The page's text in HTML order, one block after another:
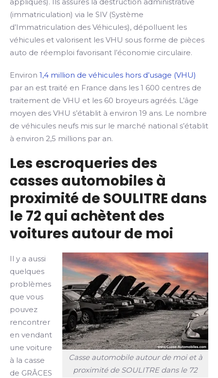
(immatriculation) via le SIV (Système
d’Immatriculation des Véhicules), dépolluent les
véhicules et valorisent les VHU sous forme de pièces
auto de réemploi favorisant l’économie circulaire.
Environ 1,4 million de véhicules hors d’usage (VHU)
par an est traité en France dans les 1 600 centres de
traitement de VHU et les 60 broyeurs agréés. L’âge
moyen des VHU s’établit à environ 19 ans. Le nombre
de véhicules neufs mis sur le marché national s’établit
à environ 2,5 millions par an.
Les escroqueries des
casses automobiles à
proximité de SOULITRE dans
le 72 qui achètent des
voitures autour de moi
Casse automobile autour de moi et à
proximité de SOULITRE dans le 72
Il y a aussi
quelques
problèmes
que vous
pouvez
rencontrer
en vendant
une voiture
à la casse
de GRÂCES